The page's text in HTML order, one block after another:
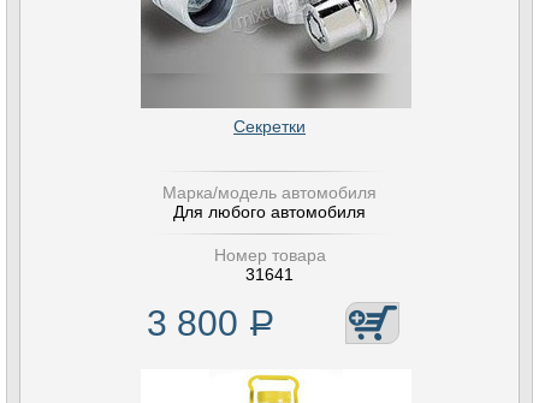
Секретки
Марка/модель автомобиля
Для любого автомобиля
Номер товара
31641
3 800 Р